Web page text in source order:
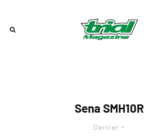
Sena SMH10R
Dernier